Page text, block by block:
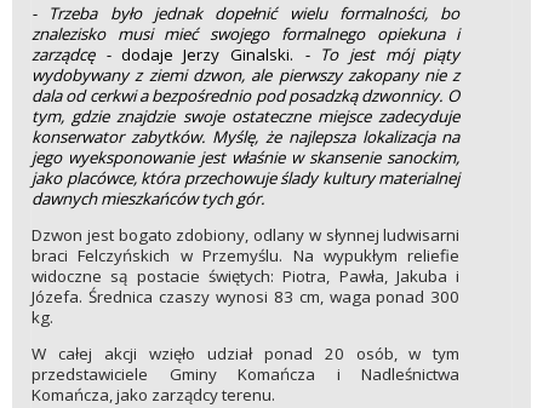
- Trzeba było jednak dopełnić wielu formalności, bo
znalezisko musi mieć swojego formalnego opiekuna i
zarządcę - dodaje Jerzy Ginalski. - To jest mój piąty
wydobywany z ziemi dzwon, ale pierwszy zakopany nie z
dala od cerkwi a bezpośrednio pod posadzką dzwonnicy. O
tym, gdzie znajdzie swoje ostateczne miejsce zadecyduje
konserwator zabytków. Myślę, że najlepsza lokalizacja na
jego wyeksponowanie jest właśnie w skansenie sanockim,
jako placówce, która przechowuje ślady kultury materialnej
dawnych mieszkańców tych gór.
Dzwon jest bogato zdobiony, odlany w słynnej ludwisarni
braci Felczyńskich w Przemyślu. Na wypukłym reliefie
widoczne są postacie świętych: Piotra, Pawła, Jakuba i
Józefa. Średnica czaszy wynosi 83 cm, waga ponad 300
kg.
W całej akcji wzięło udział ponad 20 osób, w tym
przedstawiciele Gminy Komańcza i Nadleśnictwa
Komańcza, jako zarządcy terenu.